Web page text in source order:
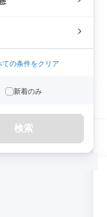
ての条件をクリア
新着のみ
検索